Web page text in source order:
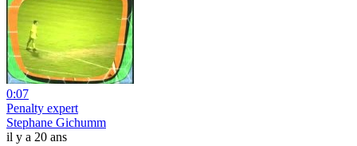
0:07
Penalty expert
Stephane Gichumm
il y a 20 ans